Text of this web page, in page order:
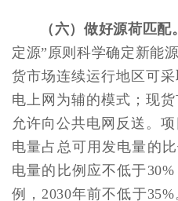
（六）做好源荷匹配。
定源”原则科学确定新能
货市场连续运行地区可
电上网为辅的模式；现
允许向公共电网反送。
电量占总可用发电量的
电量的比例应不低于
例，2030年前不低于